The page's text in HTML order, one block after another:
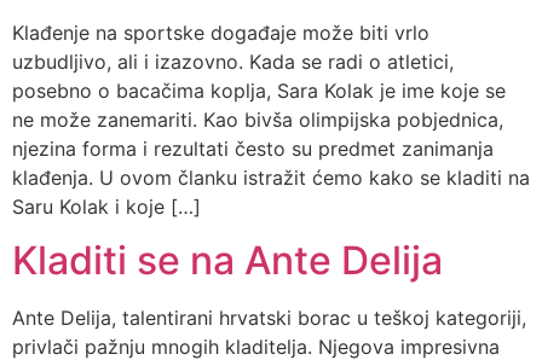
Klađenje na sportske događaje može biti vrlo
uzbudljivo, ali i izazovno. Kada se radi o atletici,
posebno o bacačima koplja, Sara Kolak je ime koje se
ne može zanemariti. Kao bivša olimpijska pobjednica,
njezina forma i rezultati često su predmet zanimanja
klađenja. U ovom članku istražit ćemo kako se kladiti na
Saru Kolak i koje […]
Kladiti se na Ante Delija
Ante Delija, talentirani hrvatski borac u teškoj kategoriji,
privlači pažnju mnogih kladitelja. Njegova impresivna